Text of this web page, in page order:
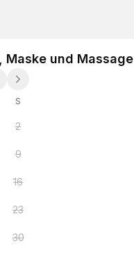
Maske und Massage
S
2
9
16
23
30